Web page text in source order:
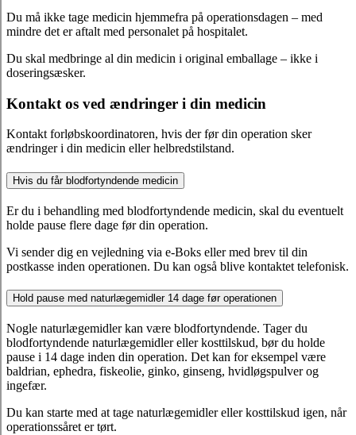
Du må ikke tage medicin hjemmefra på operationsdagen – med
mindre det er aftalt med personalet på hospitalet.
Du skal medbringe al din medicin i original emballage – ikke i
doseringsæsker.
Kontakt os ved ændringer i din medicin
Kontakt forløbskoordinatoren, hvis der før din operation sker
ændringer i din medicin eller helbredstilstand.
Hvis du får blodfortyndende medicin
Er du i behandling med blodfortyndende medicin, skal du eventuelt
holde pause flere dage før din operation.
Vi sender dig en vejledning via e-Boks eller med brev til din
postkasse inden operationen. Du kan også blive kontaktet telefonisk.
Hold pause med naturlægemidler 14 dage før operationen
Nogle naturlægemidler kan være blodfortyndende. Tager du
blodfortyndende naturlægemidler eller kosttilskud, bør du holde
pause i 14 dage inden din operation. Det kan for eksempel være
baldrian, ephedra, fiskeolie, ginko, ginseng, hvidløgspulver og
ingefær.
Du kan starte med at tage naturlægemidler eller kosttilskud igen, når
operationssåret er tørt.